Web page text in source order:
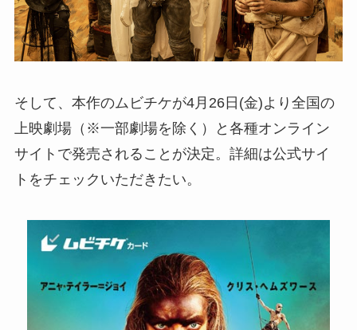
そして、本作のムビチケが4月26日(金)より全国の
上映劇場（※一部劇場を除く）と各種オンライン
サイトで発売されることが決定。詳細は公式サイ
トをチェックいただきたい。